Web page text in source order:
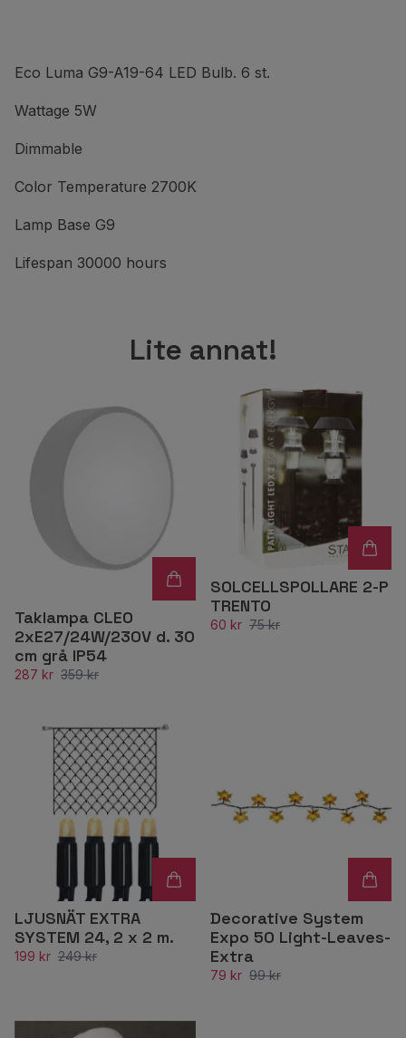
Eco Luma G9-A19-64 LED Bulb. 6 st.
Wattage 5W
Dimmable
Color Temperature 2700K
Lamp Base G9
Lifespan 30000 hours
Lite annat!
Taklampa CLEO
2xE27/24W/230V d. 30
cm grå IP54
287 kr 359 kr
SOLCELLSPOLLARE 2-P
TRENTO
60 kr 75 kr
LJUSNÄT EXTRA
SYSTEM 24, 2 x 2 m.
199 kr 249 kr
Decorative System
Expo 50 Light-Leaves-
Extra
79 kr 99 kr